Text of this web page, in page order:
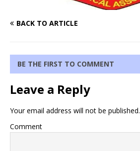
BACK TO ARTICLE
BE THE FIRST TO COMMENT
Leave a Reply
Your email address will not be published.
Comment